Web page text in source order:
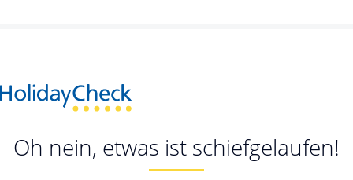
Oh nein, etwas ist schiefgelaufen!